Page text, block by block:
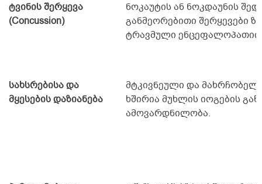
ტვინის შერყევა
(Concussion)
ნოკაუტის ან ნოკდაუნის
განმეორებითი შერყევები
ტრავმული
სახსრებისა და
მყესების დაზიანება
მტკივნეული და
ხშირია მუხლის იოგების
ამოვარდნილობა.